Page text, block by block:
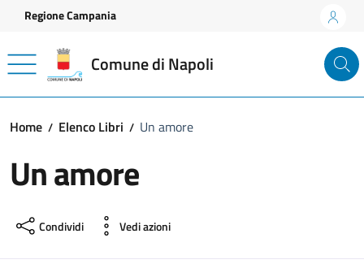
Vai ai contenuti
Vai al footer
Regione Campania
Comune di Napoli
Home Elenco Libri Un amore
Un amore
Condividi Vedi azioni